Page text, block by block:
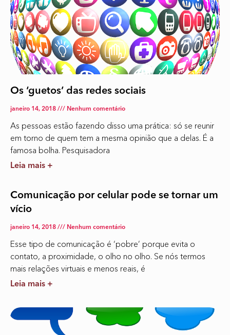
Os ‘guetos’ das redes sociais
janeiro 14, 2018 Nenhum comentário
As pessoas estão fazendo disso uma prática: só se reunir
em torno de quem tem a mesma opinião que a delas. É a
famosa bolha. Pesquisadora
Leia mais +
Comunicação por celular pode se tornar um
vício
janeiro 14, 2018 Nenhum comentário
Esse tipo de comunicação é ‘pobre’ porque evita o
contato, a proximidade, o olho no olho. Se nós termos
mais relações virtuais e menos reais, é
Leia mais +